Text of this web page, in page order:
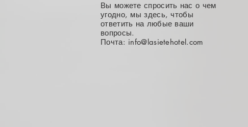
Вы можете спросить нас о чем
угодно, мы здесь, чтобы
ответить на любые ваши
вопросы.
Почта: info@lasietehotel.com